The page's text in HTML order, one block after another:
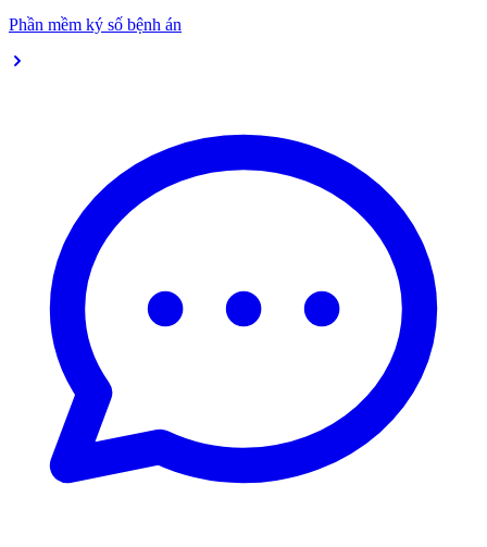
Phần mềm ký số bệnh án